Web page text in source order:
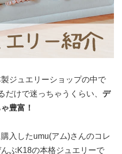
ジュエリーショップの中で
だけで迷っちゃうくらい、 デ
豊富！
入したumu(アム)さんのコレ
ぶK18の本格ジュエリーで